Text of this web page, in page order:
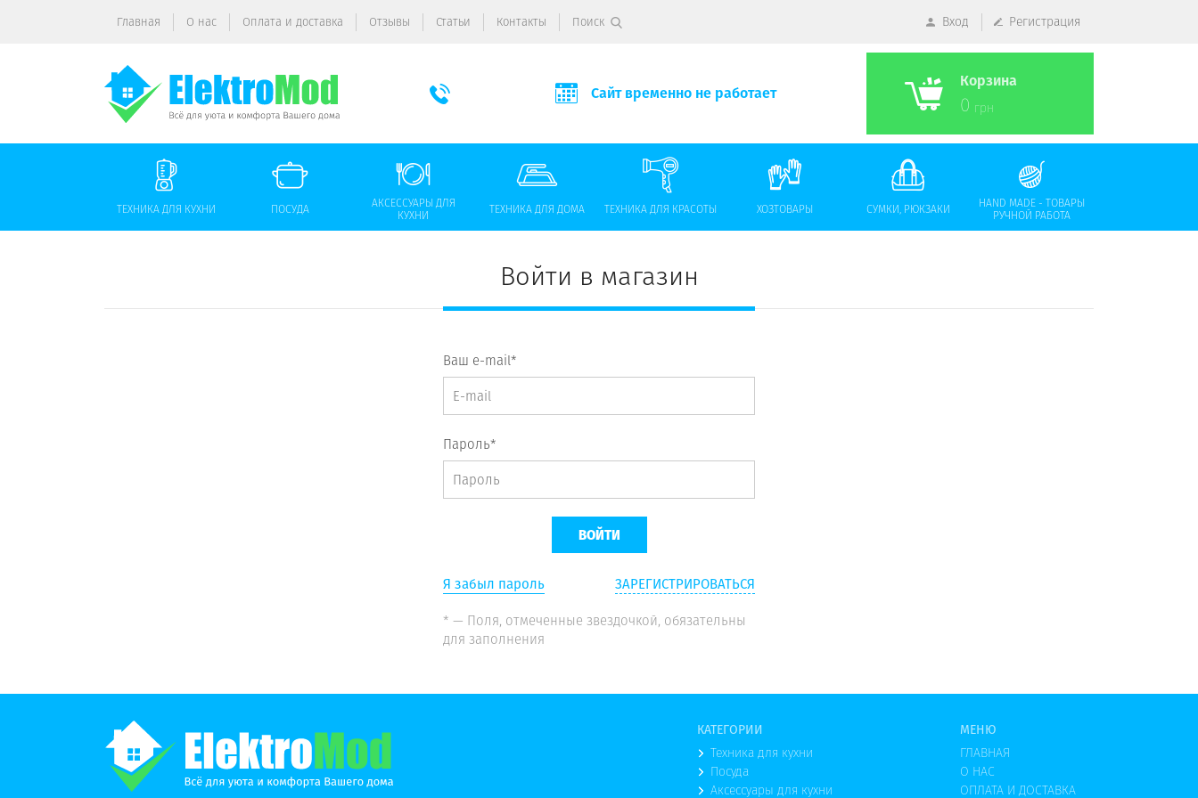
Главная О нас Оплата и доставка Отзывы Статьи Контакты Поиск Вход Регистрация
Сайт временно не работает
Корзина
0 грн
ТЕХНИКА ДЛЯ КУХНИ ПОСУДА
АКСЕССУАРЫ ДЛЯ
КУХНИ
ТЕХНИКА ДЛЯ ДОМА ТЕХНИКА ДЛЯ КРАСОТЫ ХОЗТОВАРЫ СУМКИ, РЮКЗАКИ
HAND MADE - ТОВАРЫ
РУЧНОЙ РАБОТА
Войти в магазин
Ваш e-mail*
Пароль*
Я забыл пароль
ЗАРЕГИСТРИРОВАТЬСЯ
* — Поля, отмеченные звездочкой, обязательны
для заполнения
КАТЕГОРИИ
Техника для кухни
Посуда
Аксессуары для кухни
МЕНЮ
ГЛАВНАЯ
О НАС
ОПЛАТА И ДОСТАВКА